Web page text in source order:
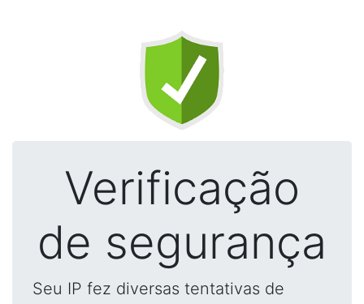
Verificação
de segurança
Seu IP fez diversas tentativas de